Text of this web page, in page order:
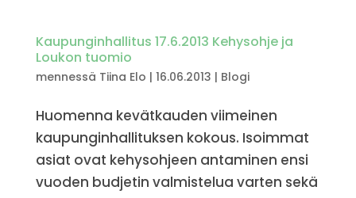
Kaupunginhallitus 17.6.2013 Kehysohje ja
Loukon tuomio
mennessä Tiina Elo | 16.06.2013 | Blogi
Huomenna kevätkauden viimeinen
kaupunginhallituksen kokous. Isoimmat
asiat ovat kehysohjeen antaminen ensi
vuoden budjetin valmistelua varten sekä